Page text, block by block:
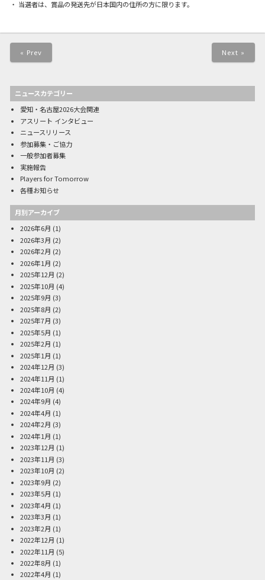
・ 当選者は、賞品の発送先が日本国内の住所の方に限ります。
« Prev Next »
ニュースカテゴリー
愛知・名古屋2026大会関連
アスリート インタビュー
ニュースリリース
参加募集・ご協力
一般参加者募集
実施報告
Players for Tomorrow
各種お知らせ
月別アーカイブ
2026年6月 (1)
2026年3月 (2)
2026年2月 (2)
2026年1月 (2)
2025年12月 (2)
2025年10月 (4)
2025年9月 (3)
2025年8月 (2)
2025年7月 (3)
2025年5月 (1)
2025年2月 (1)
2025年1月 (1)
2024年12月 (3)
2024年11月 (1)
2024年10月 (4)
2024年9月 (4)
2024年4月 (1)
2024年2月 (3)
2024年1月 (1)
2023年12月 (1)
2023年11月 (3)
2023年10月 (2)
2023年9月 (2)
2023年5月 (1)
2023年4月 (1)
2023年3月 (1)
2023年2月 (1)
2022年12月 (1)
2022年11月 (5)
2022年8月 (1)
2022年4月 (1)